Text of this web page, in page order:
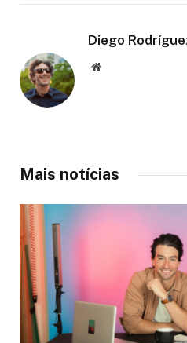
Diego
Website
Mais notícias